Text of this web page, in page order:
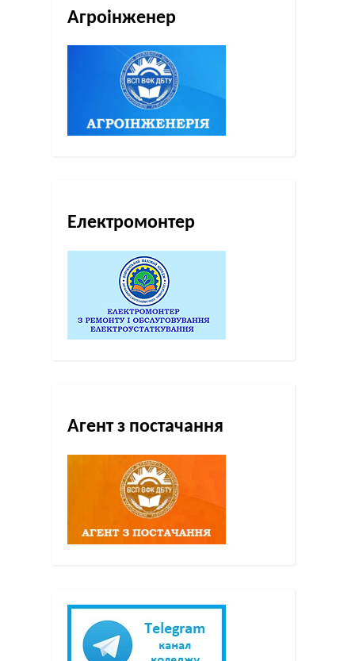
Агроінженер
Електромонтер
Агент з постачання